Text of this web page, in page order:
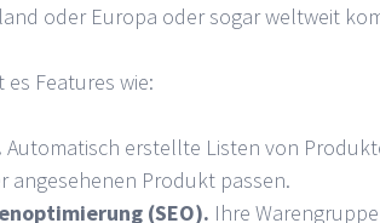
oder Europa oder sogar weltweit
es Features wie:
Automatisch erstellte Listen von
angesehenen Produkt passen.
(SEO). Ihre